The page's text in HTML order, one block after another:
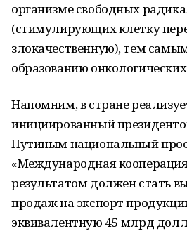
организме свободных
(стимулирующих клетку
злокачественную), тем
образованию
Напомним, в стране
инициированный
Путиным национальный
«Международная кооперация
результатом должен стать
продаж на экспорт
эквивалентную 45 млрд